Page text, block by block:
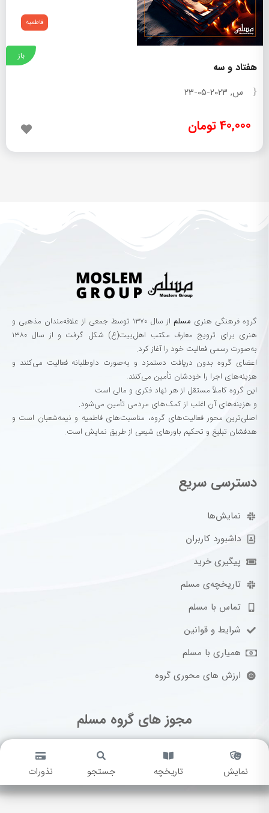
فاطمیه
هفتاد و سه
باز
س, 2023-05-23
40,000 تومان
گروه‌ فرهنگی‌ هنری‌ مسلم
از سال ۱۳۷۰ توسط جمعی از علاقه‌مندان مذهبی و
هنری برای ترویج معارف مکتب اهل‌بیت(ع) شکل گرفت و از سال ۱۳۸۰
به‌صورت رسمی فعالیت خود را آغاز کرد.
اعضای گروه بدون دریافت دستمزد و به‌صورت داوطلبانه فعالیت می‌کنند و
هزینه‌های اجرا را خودشان تأمین می‌کنند.
این گروه کاملاً مستقل از هر نهاد فکری و مالی است
و هزینه‌های آن اغلب از کمک‌های مردمی تأمین می‌شود.
اصلی‌ترین محور فعالیت‌های گروه، مناسبت‌های فاطمیه و نیمه‌شعبان است و
هدفشان تبلیغ و تحکیم باورهای شیعی از طریق نمایش است.
دسترسی سریع
نمایش‌ها
داشبورد کاربران
پیگیری خرید
تاریخچه‌ی مسلم
تماس با مسلم
شرایط و قوانین
همیاری با مسلم
ارزش های محوری گروه
مجوز های گروه مسلم
نمایش تاریخچه جستجو نذورات